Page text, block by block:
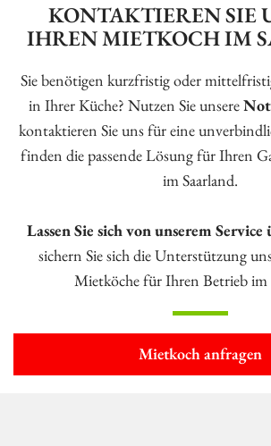
KONTAKTIEREN SIE
IHREN MIETKOCH IM
Sie benötigen kurzfristig oder
in Ihrer Küche? Nutzen Sie unsere
kontaktieren Sie uns für eine
finden die passende Lösung für Ihren
im Saarland.
Lassen Sie sich von unserem Service
sichern Sie sich die Unterstützung
Mietköche für Ihren Betrieb im
Mietkoch anfragen